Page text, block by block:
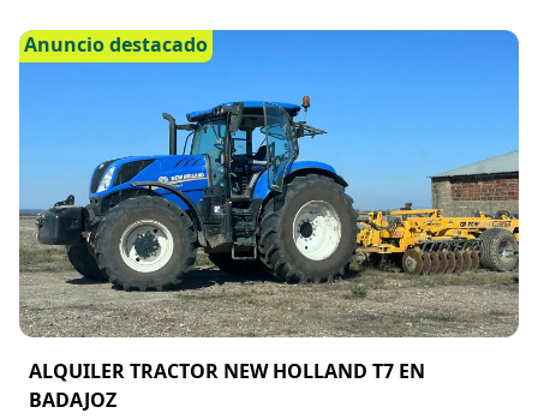
Anuncio destacado
ALQUILER TRACTOR NEW HOLLAND T7 EN
BADAJOZ